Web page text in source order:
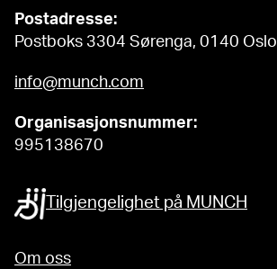
Postadresse:
Postboks 3304 Sørenga, 0140 Oslo
info@munch.com
Organisasjonsnummer:
995138670
Tilgjengelighet på MUNCH
Om oss